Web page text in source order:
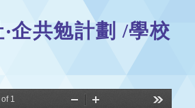
‧企共勉計劃 /學校